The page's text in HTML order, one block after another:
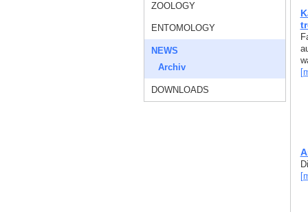
ZOOLOGY
ENTOMOLOGY
NEWS
Archiv
DOWNLOADS